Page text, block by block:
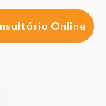
de nutrientes
o valor
da Bavicchi
vasto sabor,
Online